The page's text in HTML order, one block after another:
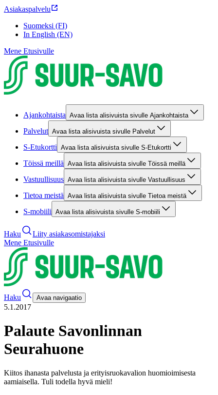
Asiakaspalvelu
Suomeksi (FI)
In English (EN)
Mene Etusivulle
Ajankohtaista Avaa lista alisivuista sivulle Ajankohtaista
Palvelut Avaa lista alisivuista sivulle Palvelut
S-Etukortti Avaa lista alisivuista sivulle S-Etukortti
Töissä meillä Avaa lista alisivuista sivulle Töissä meillä
Vastuullisuus Avaa lista alisivuista sivulle Vastuullisuus
Tietoa meistä Avaa lista alisivuista sivulle Tietoa meistä
S-mobiili Avaa lista alisivuista sivulle S-mobiili
Haku
Liity asiakasomistajaksi
Mene Etusivulle
Haku Avaa navigaatio
5.1.2017
Palaute Savonlinnan
Seurahuone
Kiitos ihanasta palvelusta ja erityisruokavalion huomioimisesta
aamiaisella. Tuli todella hyvä mieli!